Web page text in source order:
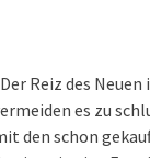
Reiz des
es zu
den schon